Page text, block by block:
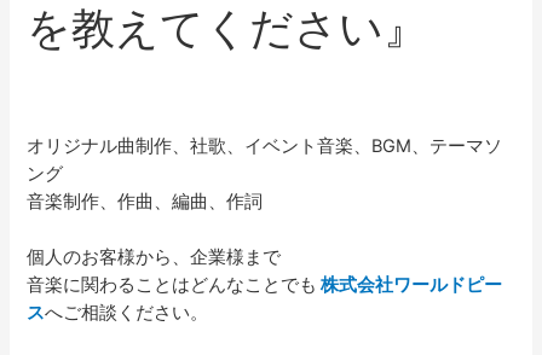
を教えてください』
オリジナル曲制作、社歌、イベント音楽、BGM、テーマソ
ング
音楽制作、作曲、編曲、作詞
個人のお客様から、企業様まで
音楽に関わることはどんなことでも 株式会社ワールドピー
スへご相談ください。